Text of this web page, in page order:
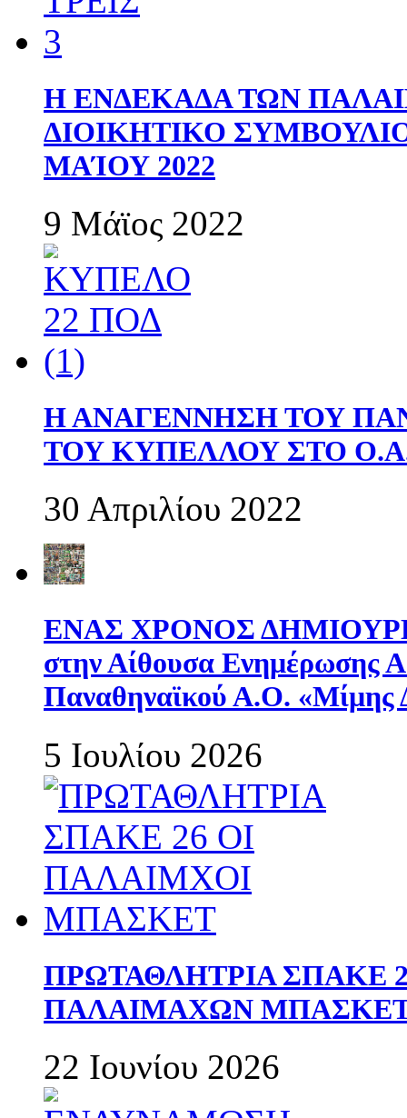
Η ΕΝΔΕΚΑΔΑ ΤΩΝ
ΔΙΟΙΚΗΤΙΚΟ
ΜΑΊΟΥ 2022
9 Μάϊος 2022
Η ΑΝΑΓΕΝΝΗΣΗ ΤΟΥ
ΤΟΥ ΚΥΠΕΛΛΟΥ ΣΤΟ
30 Απριλίου 2022
ΕΝΑΣ ΧΡΟΝΟΣ
στην Αίθουσα Ενημέρωσης
Παναθηναϊκού Α.Ο. «Μίμης
5 Ιουλίου 2026
ΠΡΩΤΑΘΛΗΤΡΙΑ ΣΠΑΚΕ
ΠΑΛΑΙΜΑΧΩΝ
22 Ιουνίου 2026